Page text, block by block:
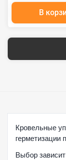
красный
В
Кровельные
герметизации
Выбор